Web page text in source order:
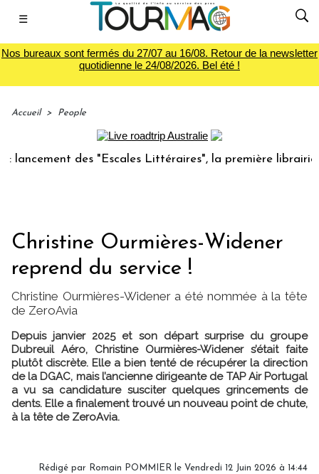
☰
Nos bureaux sont fermés du 27/07 au 16/08. Retour de la newsletter
quotidienne le 24/08/2026. Bel été !
Accueil > People
des "Escales Littéraires", la première librairie du
Christine Ourmières-Widener
reprend du service !
Christine Ourmières-Widener a été nommée à la tête
de ZeroAvia
Depuis janvier 2025 et son départ surprise du groupe
Dubreuil Aéro, Christine Ourmières-Widener s’était faite
plutôt discrète. Elle a bien tenté de récupérer la direction
de la DGAC, mais l’ancienne dirigeante de TAP Air Portugal
a vu sa candidature susciter quelques grincements de
dents. Elle a finalement trouvé un nouveau point de chute,
à la tête de ZeroAvia.
Rédigé par Romain POMMIER le Vendredi 12 Juin 2026 à 14:44